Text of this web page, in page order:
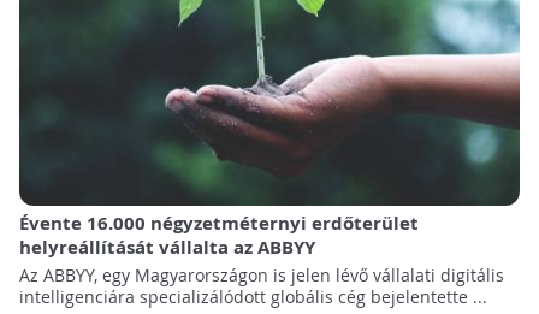
Évente 16.000 négyzetméternyi erdőterület
helyreállítását vállalta az ABBYY
Az ABBYY, egy Magyarországon is jelen lévő vállalati digitális
intelligenciára specializálódott globális cég bejelentette ...